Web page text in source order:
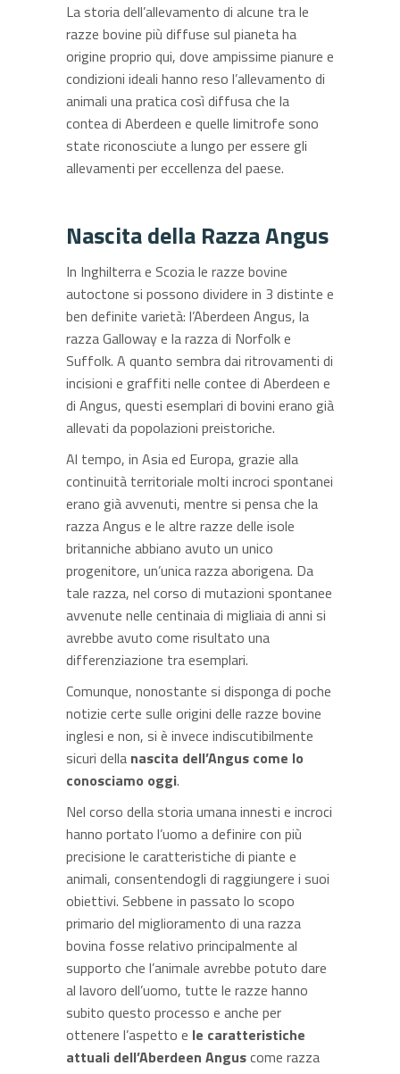
La storia dell’allevamento di alcune tra le
razze bovine più diffuse sul pianeta ha
origine proprio qui, dove ampissime pianure e
condizioni ideali hanno reso l’allevamento di
animali una pratica così diffusa che la
contea di Aberdeen e quelle limitrofe sono
state riconosciute a lungo per essere gli
allevamenti per eccellenza del paese.
Nascita della Razza Angus
In Inghilterra e Scozia le razze bovine
autoctone si possono dividere in 3 distinte e
ben definite varietà: l’Aberdeen Angus, la
razza Galloway e la razza di Norfolk e
Suffolk. A quanto sembra dai ritrovamenti di
incisioni e graffiti nelle contee di Aberdeen e
di Angus, questi esemplari di bovini erano già
allevati da popolazioni preistoriche.
Al tempo, in Asia ed Europa, grazie alla
continuità territoriale molti incroci spontanei
erano già avvenuti, mentre si pensa che la
razza Angus e le altre razze delle isole
britanniche abbiano avuto un unico
progenitore, un’unica razza aborigena. Da
tale razza, nel corso di mutazioni spontanee
avvenute nelle centinaia di migliaia di anni si
avrebbe avuto come risultato una
differenziazione tra esemplari.
Comunque, nonostante si disponga di poche
notizie certe sulle origini delle razze bovine
inglesi e non, si è invece indiscutibilmente
sicuri della nascita dell’Angus come lo
conosciamo oggi.
Nel corso della storia umana innesti e incroci
hanno portato l’uomo a definire con più
precisione le caratteristiche di piante e
animali, consentendogli di raggiungere i suoi
obiettivi. Sebbene in passato lo scopo
primario del miglioramento di una razza
bovina fosse relativo principalmente al
supporto che l’animale avrebbe potuto dare
al lavoro dell’uomo, tutte le razze hanno
subito questo processo e anche per
ottenere l’aspetto e le caratteristiche
attuali dell’Aberdeen Anguscome razza